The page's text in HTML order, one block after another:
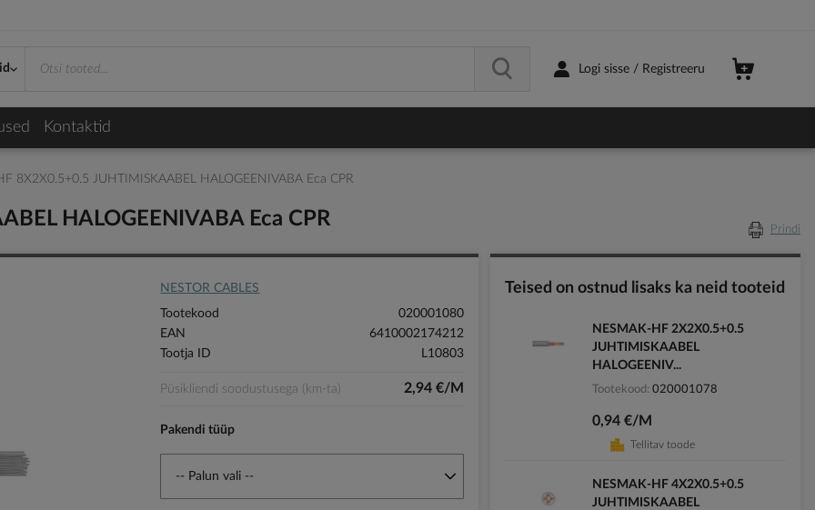
Logi sisse / Registreeru
Kontaktid
8X2X0.5+0.5 JUHTIMISKAABEL HALOGEENIVABA Eca CPR
HALOGEENIVABA Eca CPR Prindi
NESTOR CABLES
Tootekood
020001080
EAN
6410002174212
Tootja ID
L10803
Püsikliendi soodustusega (km-ta) 2,94 €/M
Pakendi tüüp
Teised on ostnud lisaks ka neid tooteid
NESMAK-HF 2X2X0.5+0.5
JUHTIMISKAABEL
HALOGEENIV...
Tootekood 020001078
0,94 €/M
Tellitav toode
NESMAK-HF 4X2X0.5+0.5
JUHTIMISKAABEL